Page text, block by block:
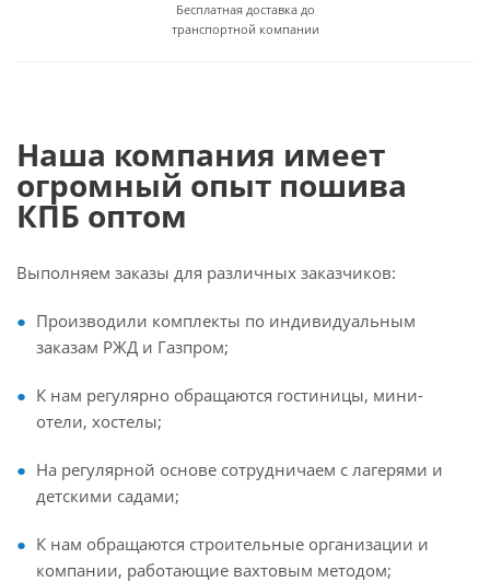
Бесплатная доставка до
транспортной компании
Наша компания имеет
огромный опыт пошива
КПБ оптом
Выполняем заказы для различных заказчиков:
Производили комплекты по индивидуальным
заказам РЖД и Газпром;
К нам регулярно обращаются гостиницы, мини-
отели, хостелы;
На регулярной основе сотрудничаем с лагерями и
детскими садами;
К нам обращаются строительные организации и
компании, работающие вахтовым методом;